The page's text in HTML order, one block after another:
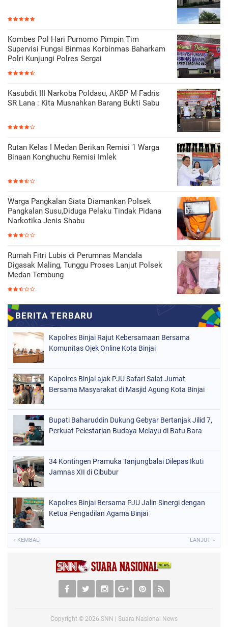
Kombes Pol Hari Purnomo Pimpin Tim
Supervisi Fungsi Binmas Korbinmas Baharkam
Polri Kunjungi Polres Sergai
Kasubdit III Narkoba Poldasu, AKBP M Fadris
SR Lana : Kita Musnahkan Barang Bukti Sabu
Rutan Kelas I Medan Berikan Remisi 1 Warga
Binaan Konghuchu Remisi Imlek
Warga Pangkalan Siata Diamankan Polsek
Pangkalan Susu,Diduga Pelaku Tindak Pidana
Narkotika Jenis Shabu
Rumah Fitri Lubis di Perumnas Mandala
Digasak Maling, Tunggu Proses Lanjut Polsek
Medan Tembung
Kapolres Binjai Rajut Kebersamaan Bersama
Komunitas Ojek Online Kota Binjai
Kapolres Binjai ajak PJU Safari Salat Jumat
Bersama Masyarakat di Masjid Agung Kota Binjai
Bupati Baharuddin Dukung Gebyar Bertanjak Jilid 7,
Perkuat Pelestarian Budaya Melayu di Batu Bara
34 Kontingen Pramuka Tanjungbalai Dilepas Ikuti
Jamnas XII di Cibubur
Kapolres Binjai Bersama PJU Jalin Sinergi dengan
Ketua Pengadilan Agama Binjai
« KEMBALI LANJUT »
Copyright © 2026 SNN | Suara Nasional News